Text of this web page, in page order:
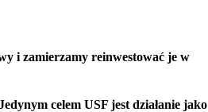
i zamierzamy reinwestować je w
celem USF jest działanie jako